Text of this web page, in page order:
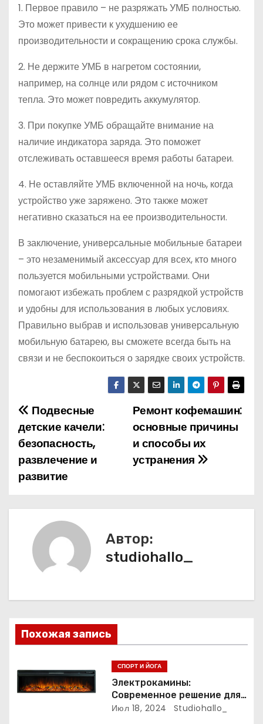
1. Первое правило – не разряжать УМБ полностью.
Это может привести к ухудшению ее
производительности и сокращению срока службы.
2. Не держите УМБ в нагретом состоянии,
например, на солнце или рядом с источником
тепла. Это может повредить аккумулятор.
3. При покупке УМБ обращайте внимание на
наличие индикатора заряда. Это поможет
отслеживать оставшееся время работы батареи.
4. Не оставляйте УМБ включенной на ночь, когда
устройство уже заряжено. Это также может
негативно сказаться на ее производительности.
В заключение, универсальные мобильные батареи
– это незаменимый аксессуар для всех, кто много
пользуется мобильными устройствами. Они
помогают избежать проблем с разрядкой устройств
и удобны для использования в любых условиях.
Правильно выбрав и использовав универсальную
мобильную батарею, вы сможете всегда быть на
связи и не беспокоиться о зарядке своих устройств.
Н
а
в
и
г
п
з
Ремонт кофемашин:
основные причины
и способы их
устранения
Подвесные
детские качели:
безопасность,
развлечение и
развитие
Автор:
studiohallo_
Похожая запись
СПОРТ И ЙОГА
Электрокамины:
Современное решение для
уюта и тепла
Июл 18, 2024 Studiohallo_